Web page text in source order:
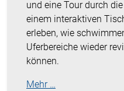
und eine Tour durch
einem interaktiven
erleben, wie
Uferbereiche wieder
können.
Mehr …